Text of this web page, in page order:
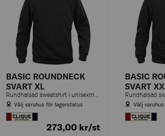
BASIC ROUNDNECK
SVART XL
Välj varuhus för lagerstatus
273,00 kr/st
BASIC
SVART
Välj